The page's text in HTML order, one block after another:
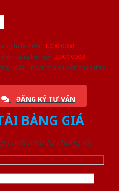
trí lên đến 1.000.000đ
đơn hàng lớn hơn 3.000.000đ
ký tài khoản thành viên thân thiết
ĐĂNG KÝ TƯ VẤN
BẢNG GIÁ
mới nhất từ chúng tôi